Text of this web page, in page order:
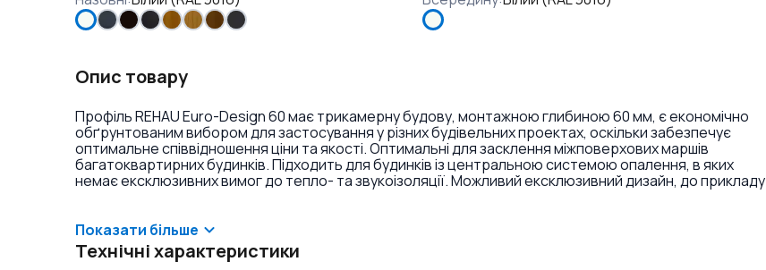
Опис товару
Профіль REHAU Euro-Design 60 має трикамерну будову, монтажною глибиною 60 мм, є економічно
обґрунтованим вибором для застосування у різних будівельних проектах, оскільки забезпечує
оптимальне співвідношення ціни та якості. Оптимальні для засклення міжповерхових маршів
багатоквартирних будинків. Підходить для будинків із центральною системою опалення, в яких
немає ексклюзивних вимог до тепло- та звукоізоляції. Можливий ексклюзивний дизайн, до прикладу
Показати більше
Технічні характеристики